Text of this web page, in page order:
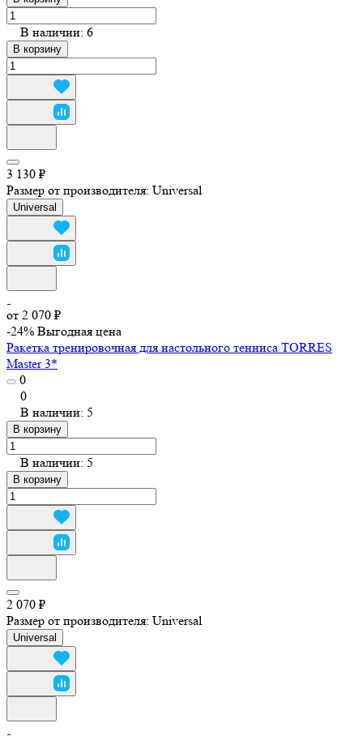
В наличии: 6
В корзину
3 130 ₽
Размер от производителя: Universal
Universal
от 2 070 ₽
-24% Выгодная цена
Ракетка тренировочная для настольного тенниса TORRES
Master 3*
0
0
В наличии: 5
В корзину
В наличии: 5
В корзину
2 070 ₽
Размер от производителя: Universal
Universal